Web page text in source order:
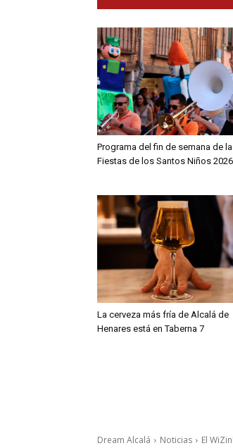
Programa del fin de semana de
Fiestas de los Santos Niños 2026
La cerveza más fría de Alcalá de
Henares está en Taberna 7